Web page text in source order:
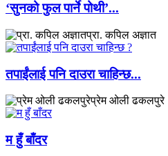
‘सुनको फुल पार्ने पोथी’...
प्रा. कपिल अज्ञात
तपाईंलाई पनि दाउरा चाहिन्छ...
प्रेम ओली ढकलपुरे
म हुँ बाँदर